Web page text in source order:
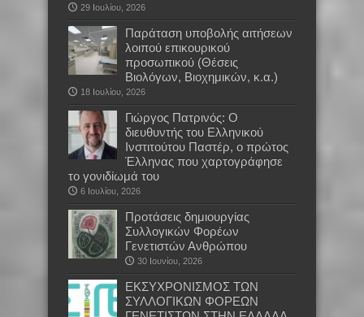
29 Ιουλίου, 2026
Παράταση υποβολής αιτήσεων
λοιπού επικουρικού
προσωπικού (Θέσεις
Βιολόγων, Βιοχημικών, κ.α.)
18 Ιουλίου, 2026
Γιώργος Πατρινός: Ο
διευθυντής του Ελληνικού
Ινστιτούτου Παστέρ, ο πρώτος
Έλληνας που χαρτογράφησε
το γονιδίωμά του
6 Ιουλίου, 2026
Προτάσεις δημιουργίας
Συλλογικών Φορέων
Γενετιστών Ανθρώπου
30 Ιουνίου, 2026
EKΣΥΧΡΟΝΙΣΜΟΣ ΤΩΝ
ΣΥΛΛΟΓΙΚΩΝ ΦΟΡΕΩΝ